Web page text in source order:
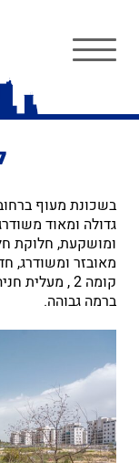
גדולה ומאוד
ומושקעת, חלוקת
מאובזר ומשודרג,
קומה 2 ,
ברמה גבוהה.